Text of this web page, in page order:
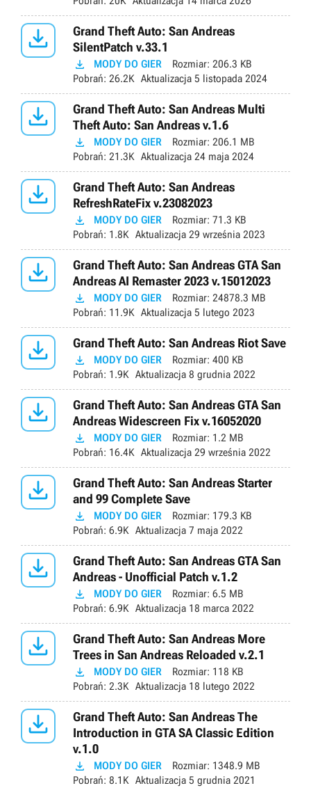

Grand Theft Auto: San Andreas
SilentPatch v.33.1
 MODY DO GIER Rozmiar: 206.3 KB
Pobrań: 26.2K Aktualizacja 5 listopada 2024

Grand Theft Auto: San Andreas Multi
Theft Auto: San Andreas v.1.6
 MODY DO GIER Rozmiar: 206.1 MB
Pobrań: 21.3K Aktualizacja 24 maja 2024

Grand Theft Auto: San Andreas
RefreshRateFix v.23082023
 MODY DO GIER Rozmiar: 71.3 KB
Pobrań: 1.8K Aktualizacja 29 września 2023

Grand Theft Auto: San Andreas GTA San
Andreas AI Remaster 2023 v.15012023
 MODY DO GIER Rozmiar: 24878.3 MB
Pobrań: 11.9K Aktualizacja 5 lutego 2023
 Grand Theft Auto: San Andreas Riot Save
 MODY DO GIER Rozmiar: 400 KB
Pobrań: 1.9K Aktualizacja 8 grudnia 2022

Grand Theft Auto: San Andreas GTA San
Andreas Widescreen Fix v.16052020
 MODY DO GIER Rozmiar: 1.2 MB
Pobrań: 16.4K Aktualizacja 29 września 2022

Grand Theft Auto: San Andreas Starter
and 99 Complete Save
 MODY DO GIER Rozmiar: 179.3 KB
Pobrań: 6.9K Aktualizacja 7 maja 2022

Grand Theft Auto: San Andreas GTA San
Andreas - Unofficial Patch v.1.2
 MODY DO GIER Rozmiar: 6.5 MB
Pobrań: 6.9K Aktualizacja 18 marca 2022

Grand Theft Auto: San Andreas More
Trees in San Andreas Reloaded v.2.1
 MODY DO GIER Rozmiar: 118 KB
Pobrań: 2.3K Aktualizacja 18 lutego 2022

Grand Theft Auto: San Andreas The
Introduction in GTA SA Classic Edition
v.1.0
 MODY DO GIER Rozmiar: 1348.9 MB
Pobrań: 8.1K Aktualizacja 5 grudnia 2021